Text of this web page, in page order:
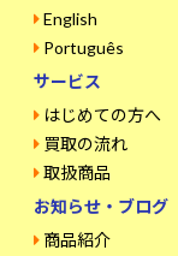
English
Português
サービス
はじめての方へ
買取の流れ
取扱商品
お知らせ・ブログ
商品紹介